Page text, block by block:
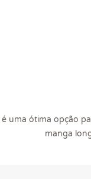
é uma ótima opção
manga